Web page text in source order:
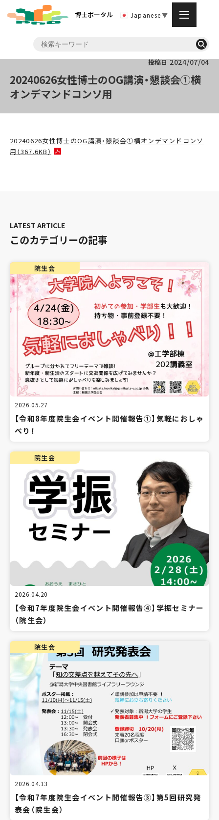
博士ポータル Japanese▼
投稿日 2024/07/04
20240626女性博士のOG講演・懇談会①横
オンデマンドコンソ用
20240626女性博士のOG講演・懇談会①横オンデマンドコンソ
用（367.6KB）
このカテゴリーの記事
院生会
2026.05.27
【令和8年度院生会イベント開催報告①】気軽におしゃ
べり！
院生会
2026.04.20
【令和7年度院生会イベント開催報告④】学振セミナー
（院生会）
院生会
2026.04.13
【令和7年度院生会イベント開催報告③】第5回研究発
表会（院生会）